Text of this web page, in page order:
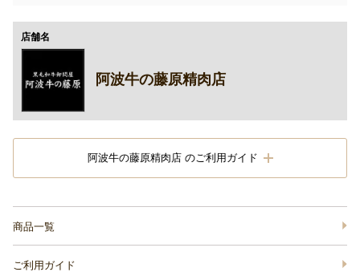
店舗名
阿波牛の藤原精肉店
阿波牛の藤原精肉店 のご利用ガイド
商品一覧
ご利用ガイド